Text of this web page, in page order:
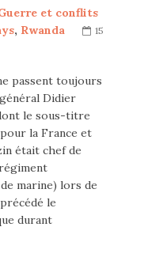
et conflits
, Rwanda
15
passent toujours
Didier
le sous-titre
la France et
était chef de
marine) lors de
le
durant